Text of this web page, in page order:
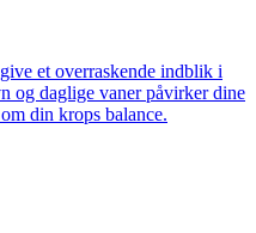
et overraskende indblik i
og daglige vaner påvirker dine
din krops balance.